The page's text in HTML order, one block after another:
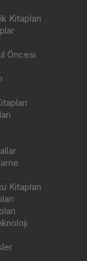
Kitapları
Öncesi
Kitapları